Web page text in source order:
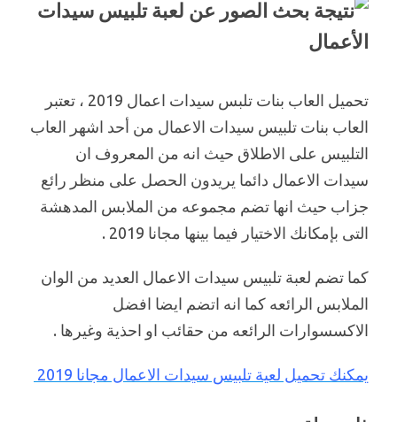
تحميل العاب بنات تلبس سيدات اعمال 2019 ، تعتبر
العاب بنات تلبيس سيدات الاعمال من أحد اشهر العاب
التلبيس على الاطلاق حيث انه من المعروف ان
سيدات الاعمال دائما يريدون الحصل على منظر رائع
جزاب حيث انها تضم مجموعه من الملابس المدهشة
التى بإمكانك الاختيار فيما بينها مجانا 2019 .
كما تضم لعبة تلبيس سيدات الاعمال العديد من الوان
الملابس الرائعه كما انه اتضم ايضا افضل
الاكسسوارات الرائعه من حقائب او احذية وغيرها .
يمكنك تحميل لعية تلبيس سيدات الاعمال مجانا 2019